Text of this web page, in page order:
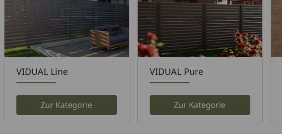
VIDUAL Line
Zur Kategorie
VIDUAL Pure
Zur Kategorie